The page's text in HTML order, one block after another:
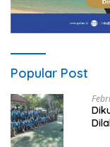
Popular Post